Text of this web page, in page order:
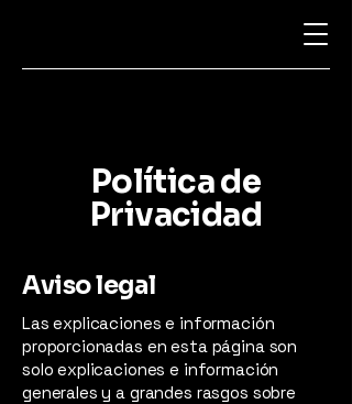
Política de
Privacidad
Aviso legal
Las explicaciones e información
proporcionadas en esta página son
solo explicaciones e información
generales y a grandes rasgos sobre